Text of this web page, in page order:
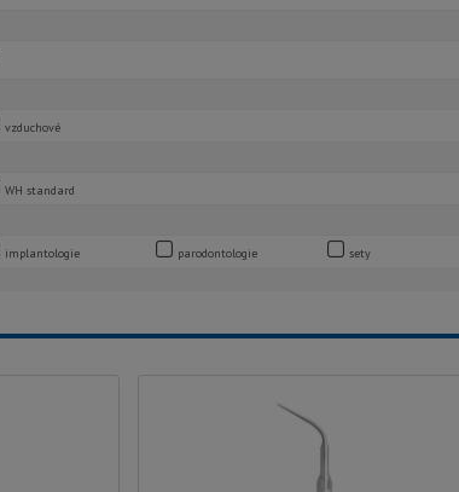
vzduchové
WH standard
implantologie parodontologie sety